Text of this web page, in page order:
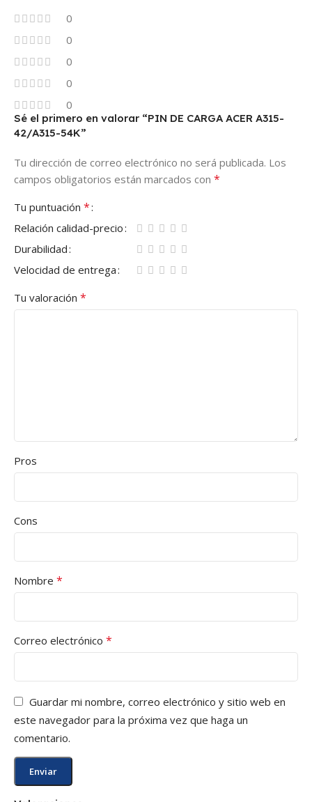
0
0
0
0
0
Sé el primero en valorar “PIN DE CARGA ACER A315-
42/A315-54K”
Tu dirección de correo electrónico no será publicada. Los
campos obligatorios están marcados con *
Tu puntuación *
Relación calidad-precio
Durabilidad
Velocidad de entrega
Tu valoración *
Pros
Cons
Nombre *
Correo electrónico *
Guardar mi nombre, correo electrónico y sitio web en
este navegador para la próxima vez que haga un
comentario.